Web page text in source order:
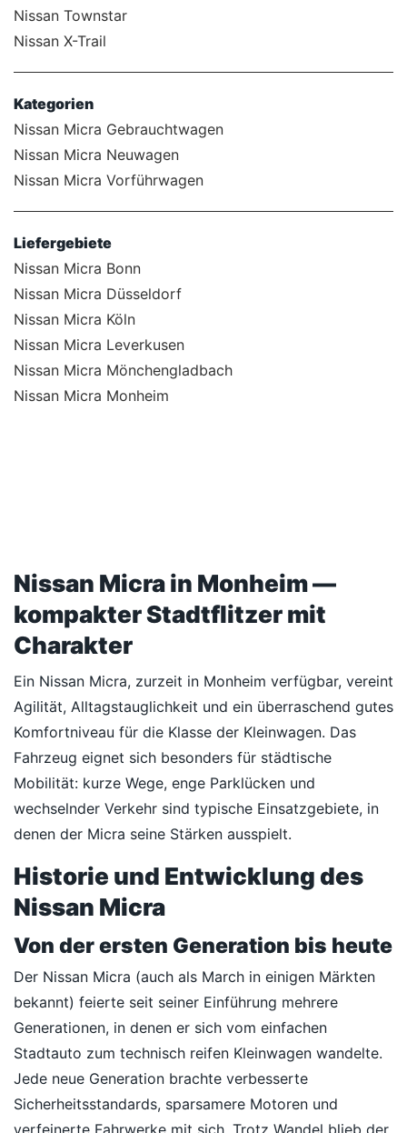
Nissan Townstar
Nissan X-Trail
Kategorien
Nissan Micra Gebrauchtwagen
Nissan Micra Neuwagen
Nissan Micra Vorführwagen
Liefergebiete
Nissan Micra Bonn
Nissan Micra Düsseldorf
Nissan Micra Köln
Nissan Micra Leverkusen
Nissan Micra Mönchengladbach
Nissan Micra Monheim
Nissan Micra in Monheim —
kompakter Stadtflitzer mit
Charakter
Ein Nissan Micra, zurzeit in Monheim verfügbar, vereint
Agilität, Alltagstauglichkeit und ein überraschend gutes
Komfortniveau für die Klasse der Kleinwagen. Das
Fahrzeug eignet sich besonders für städtische
Mobilität: kurze Wege, enge Parklücken und
wechselnder Verkehr sind typische Einsatzgebiete, in
denen der Micra seine Stärken ausspielt.
Historie und Entwicklung des
Nissan Micra
Von der ersten Generation bis heute
Der Nissan Micra (auch als March in einigen Märkten
bekannt) feierte seit seiner Einführung mehrere
Generationen, in denen er sich vom einfachen
Stadtauto zum technisch reifen Kleinwagen wandelte.
Jede neue Generation brachte verbesserte
Sicherheitsstandards, sparsamere Motoren und
verfeinerte Fahrwerke mit sich. Trotz Wandel blieb der